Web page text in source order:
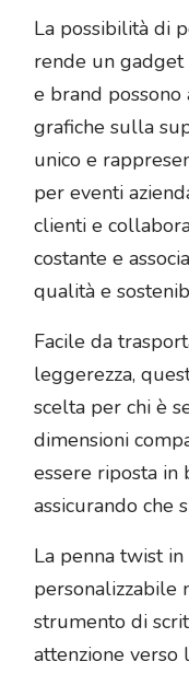
La possibilità di
rende un gadget
e brand
grafiche sulla
unico e
per eventi
clienti e
costante e
qualità e
Facile da
leggerezza,
scelta per chi è
dimensioni
essere riposta in
assicurando che
La penna twist
personalizzabile
strumento di
attenzione verso